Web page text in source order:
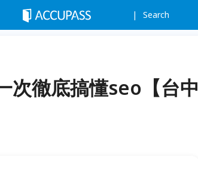
Search
次徹底搞懂seo【台中